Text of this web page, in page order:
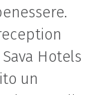
Hotels
un